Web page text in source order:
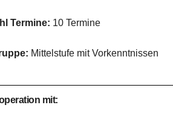
Termine: 10 Termine
Mittelstufe mit Vorkenntnissen
mit: